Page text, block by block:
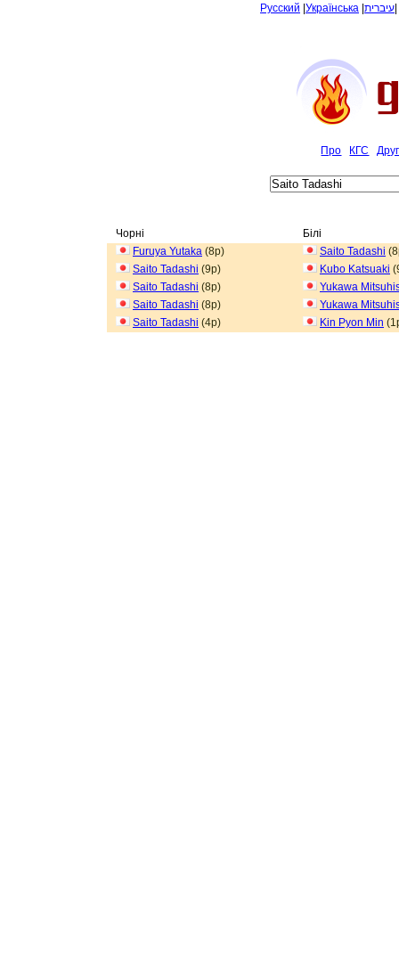
Русский Українська עיברית
Про КГС
Чорні
Білі
Furuya Yutaka (8p) Saito Tadashi
Saito Tadashi (9p) Kubo Katsuaki
Saito Tadashi (8p)
Yukawa
Saito Tadashi (8p)
Yukawa
Saito Tadashi (4p) Kin Pyon Min